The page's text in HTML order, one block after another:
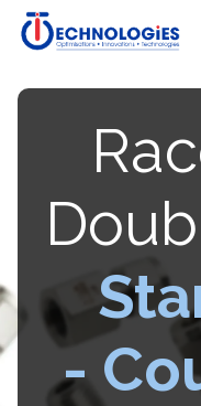
Se rendre au contenu
-